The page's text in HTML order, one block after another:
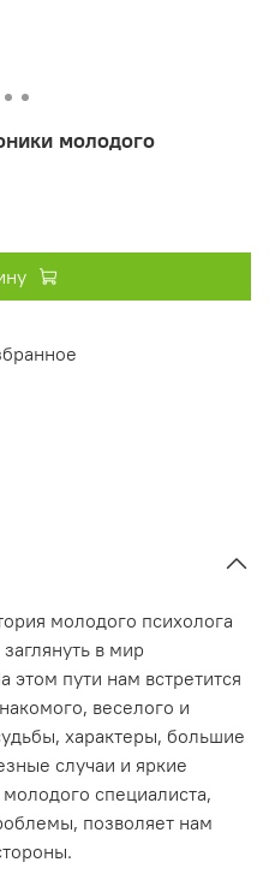
молодого
молодого психолога
в мир
этом пути нам встретится
веселого и
характеры, большие
случаи и яркие
специалиста,
позволяет нам